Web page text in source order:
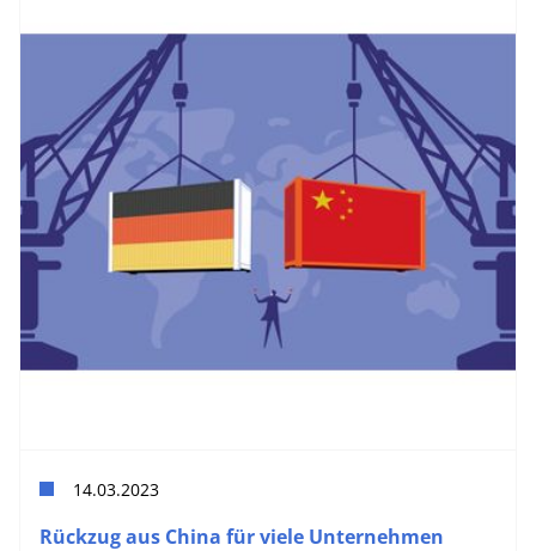
14.03.2023
Rückzug aus China für viele Unternehmen